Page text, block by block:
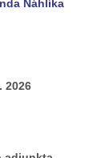
Náhlíka
2026